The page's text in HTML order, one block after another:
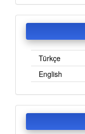
Türkçe
English